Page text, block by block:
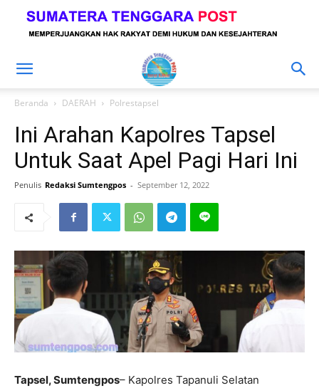
Beranda DAERAH Polrestapsel
Ini Arahan Kapolres Tapsel
Untuk Saat Apel Pagi Hari Ini
Penulis Redaksi Sumtengpos - September 12, 2022
Tapsel, Sumtengpos– Kapolres Tapanuli Selatan